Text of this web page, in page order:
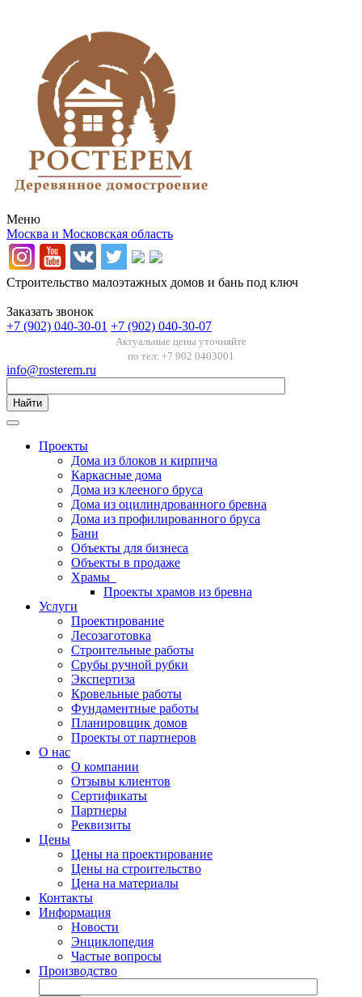
Меню
Москва и Московская область
Строительство малоэтажных домов и бань под ключ
Заказать звонок
+7 (902) 040-30-01 +7 (902) 040-30-07
Актуальные цены уточняйте
по тел: +7 902 0403001
info@rosterem.ru
Найти
Проекты
Дома из блоков и кирпича
Каркасные дома
Дома из клееного бруса
Дома из оцилиндрованного бревна
Дома из профилированного бруса
Бани
Объекты для бизнеса
Объекты в продаже
Храмы
Проекты храмов из бревна
Услуги
Проектирование
Лесозаготовка
Строительные работы
Срубы ручной рубки
Экспертиза
Кровельные работы
Фундаментные работы
Планировщик домов
Проекты от партнеров
О нас
О компании
Отзывы клиентов
Сертификаты
Партнеры
Реквизиты
Цены
Цены на проектирование
Цены на строительство
Цена на материалы
Контакты
Информация
Новости
Энциклопедия
Частые вопросы
Производство